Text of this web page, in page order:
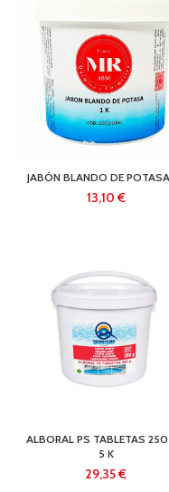
JABÓN BLANDO DE POTASA
€
ALBORAL PS TABLETAS
5 K
€